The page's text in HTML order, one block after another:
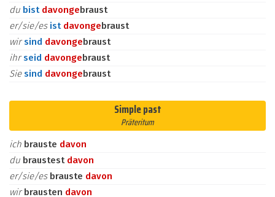
du bist davongebraust
er/sie/es ist davongebraust
wirsind davongebraust
ihrseid davongebraust
Siesind davongebraust
Simple past
Präteritum
ich brauste davon
du braustest davon
er/sie/es brauste davon
wirbrausten davon